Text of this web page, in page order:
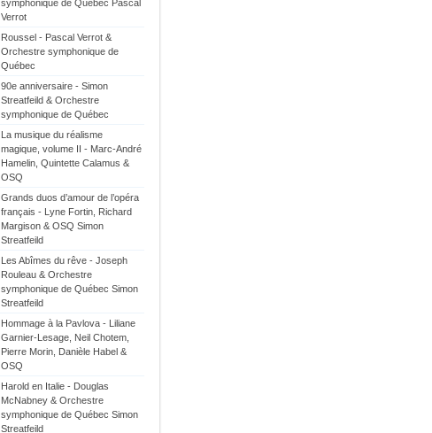
symphonique de Québec Pascal
Verrot
Roussel - Pascal Verrot &
Orchestre symphonique de
Québec
90e anniversaire - Simon
Streatfeild & Orchestre
symphonique de Québec
La musique du réalisme
magique, volume II - Marc-André
Hamelin, Quintette Calamus &
OSQ
Grands duos d’amour de l’opéra
français - Lyne Fortin, Richard
Margison & OSQ Simon
Streatfeild
Les Abîmes du rêve - Joseph
Rouleau & Orchestre
symphonique de Québec Simon
Streatfeild
Hommage à la Pavlova - Liliane
Garnier-Lesage, Neil Chotem,
Pierre Morin, Danièle Habel &
OSQ
Harold en Italie - Douglas
McNabney & Orchestre
symphonique de Québec Simon
Streatfeild